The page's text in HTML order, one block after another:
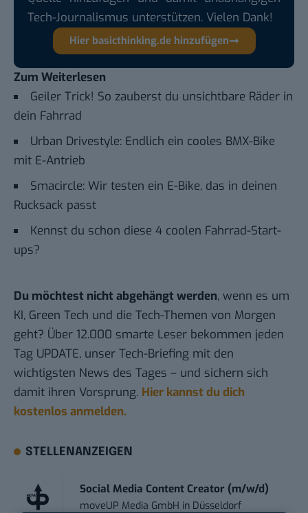
Tech-Journalismus unterstützen. Vielen Dank!
Hier basicthinking.de hinzufügen
Zum Weiterlesen
Geiler Trick! So zauberst du unsichtbare Räder in
dein Fahrrad
Urban Drivestyle: Endlich ein cooles BMX-Bike
mit E-Antrieb
Smacircle: Wir testen ein E-Bike, das in deinen
Rucksack passt
Kennst du schon diese 4 coolen Fahrrad-Start-
ups?
Du möchtest nicht abgehängt werden, wenn es um
KI, Green Tech und die Tech-Themen von Morgen
geht? Über 12.000 smarte Leser bekommen jeden
Tag UPDATE, unser Tech-Briefing mit den
wichtigsten News des Tages – und sichern sich
damit ihren Vorsprung. Hier kannst du dich
kostenlos anmelden.
STELLENANZEIGEN
Social Media Content Creator (m/w/d)
moveUP Media GmbH in Düsseldorf